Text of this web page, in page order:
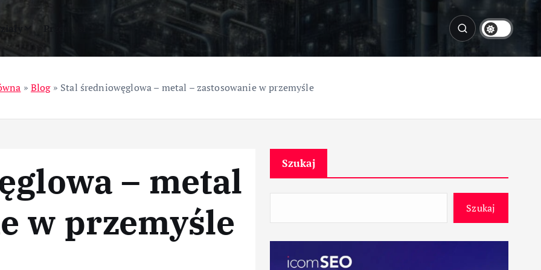
Przemysł
» Blog» Stal średniowęglowa – metal – zastosowanie w przemyśle
– metal
w przemyśle
Szukaj
Szukaj